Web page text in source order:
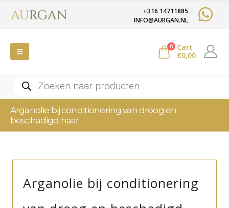
+316 14711885
INFO@AURGAN.NL
0
Cart
€0,00
Producten
zoeken
Arganolie bij conditionering van droog en
beschadigd haar
Arganolie bij conditionering